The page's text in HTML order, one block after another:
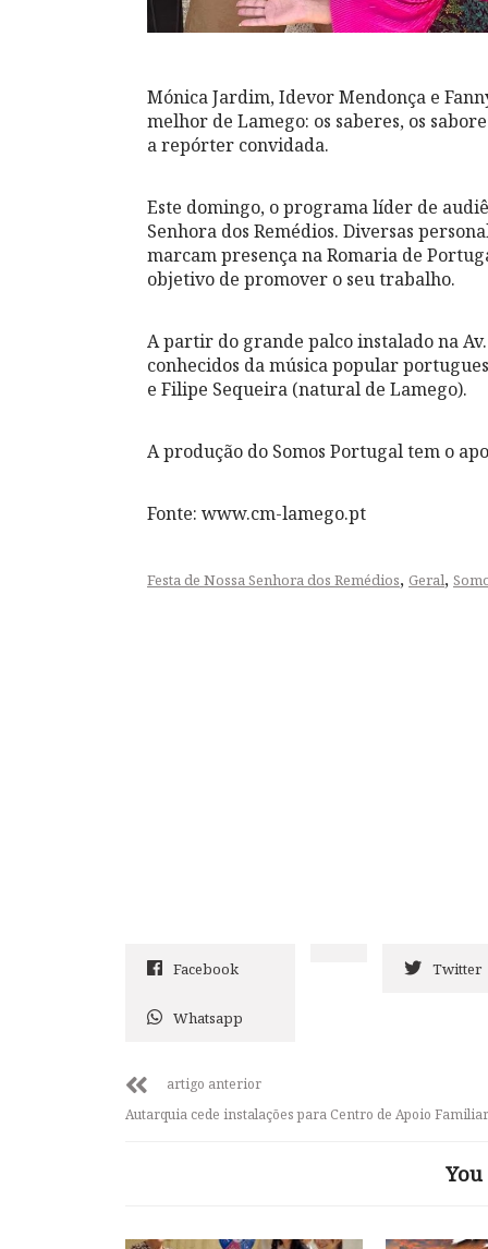
Mónica Jardim, Idevor Mendonça e
melhor de Lamego: os saberes, os
a repórter convidada.
Este domingo, o programa líder de
Senhora dos Remédios. Diversas
marcam presença na Romaria de
objetivo de promover o seu trabalho.
A partir do grande palco instalado na
conhecidos da música popular
e Filipe Sequeira (natural de Lamego).
A produção do Somos Portugal tem o
Fonte: www.cm-lamego.pt
Festa de Nossa Senhora dos Remédios, Geral,
Facebook Twitter
Whatsapp
artigo anterior
Autarquia cede instalações para Centro de Apoio Familiar